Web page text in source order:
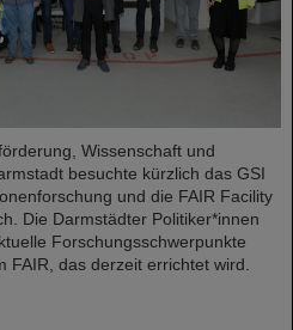
Wissenschaft und
besuchte kürzlich das GSI
und die FAIR Facility
Die Darmstädter Politiker*innen
Forschungsschwerpunkte
FAIR, das derzeit errichtet wird.